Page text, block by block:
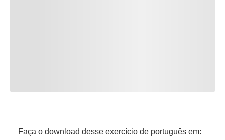
Faça o download desse exercício de português em: